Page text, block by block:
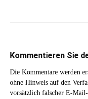
Kommentieren Sie
Die Kommentare werden
ohne Hinweis auf den
vorsätzlich falscher E-